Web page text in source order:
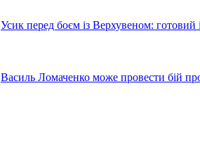
Усик перед боєм із Верхувеном: готовий
Василь Ломаченко може провести бій